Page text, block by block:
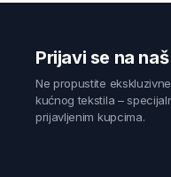
Prijavi se na
Ne propustite
kućnog tekstila –
prijavljenim kupcima.